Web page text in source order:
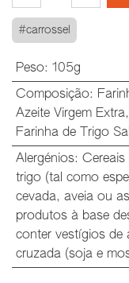
#carrossel
Peso: 105g
Composição:
Azeite Virgem Extra,
Farinha de Trigo
Alergénios: Cereais
trigo (tal como
cevada, aveia ou
produtos à base
conter vestígios de
cruzada (soja e